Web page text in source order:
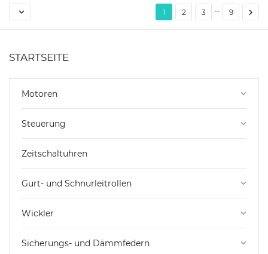
STARTSEITE
Motoren keyboard_arrow_down
Steuerung keyboard_arrow_down
Zeitschaltuhren
Gurt- und Schnurleitrollen keyboard_arrow_down
Wickler keyboard_arrow_down
Sicherungs- und Dämmfedern keyboard_arrow_down
 1 2 3 … 9 